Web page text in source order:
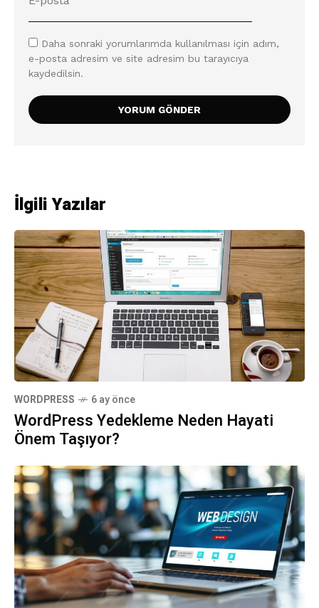
Daha sonraki yorumlarımda kullanılması için adım,
e-posta adresim ve site adresim bu tarayıcıya
kaydedilsin.
İlgili Yazılar
WORDPRESS 6 ay önce
WordPress Yedekleme Neden Hayati
Önem Taşıyor?